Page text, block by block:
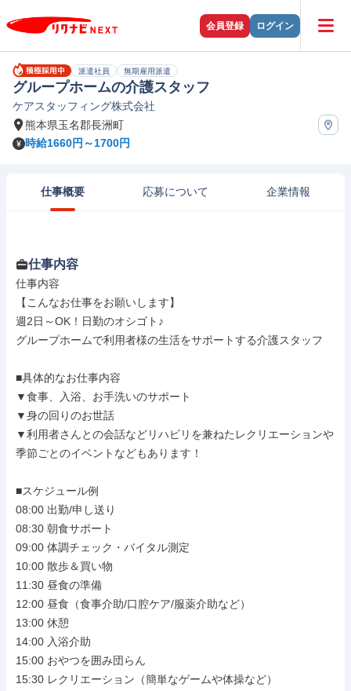
会員登録 ログイン
派遣社員 無期雇用派遣
グループホームの介護スタッフ
ケアスタッフィング株式会社
熊本県玉名郡長洲町
時給1660円～1700円
仕事概要 応募について 企業情報
仕事内容
仕事内容
【こんなお仕事をお願いします】
週2日～OK！日勤のオシゴト♪
グループホームで利用者様の生活をサポートする介護スタッフ
■具体的なお仕事内容
▼食事、入浴、お手洗いのサポート
▼身の回りのお世話
▼利用者さんとの会話などリハビリを兼ねたレクリエーションや
季節ごとのイベントなどもあります！
■スケジュール例
08:00 出勤/申し送り
08:30 朝食サポート
09:00 体調チェック・バイタル測定
10:00 散歩＆買い物
11:30 昼食の準備
12:00 昼食（食事介助/口腔ケア/服薬介助など）
13:00 休憩
14:00 入浴介助
15:00 おやつを囲み団らん
15:30 レクリエーション（簡単なゲームや体操など）